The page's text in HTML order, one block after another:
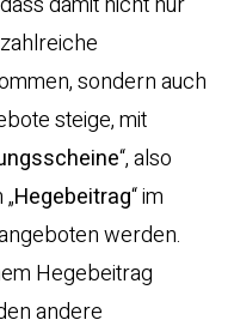
zahlreiche
sondern auch
steige, mit
“, also
Hegebeitrag“ im
werden.
Hegebeitrag
andere